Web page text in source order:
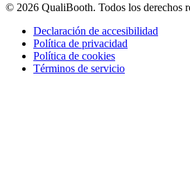
© 2026 QualiBooth. Todos los derechos
Declaración de accesibilidad
Política de privacidad
Política de cookies
Términos de servicio